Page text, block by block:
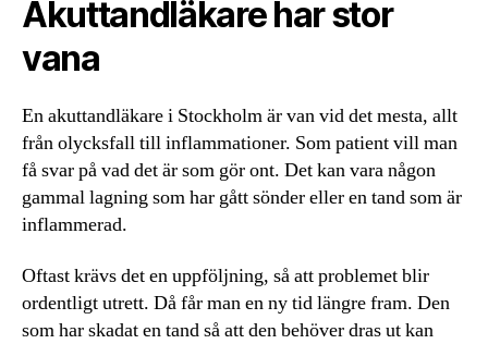
Akuttandläkare har stor
vana
En akuttandläkare i Stockholm är van vid det mesta, allt
från olycksfall till inflammationer. Som patient vill man
få svar på vad det är som gör ont. Det kan vara någon
gammal lagning som har gått sönder eller en tand som är
inflammerad.
Oftast krävs det en uppföljning, så att problemet blir
ordentligt utrett. Då får man en ny tid längre fram. Den
som har skadat en tand så att den behöver dras ut kan